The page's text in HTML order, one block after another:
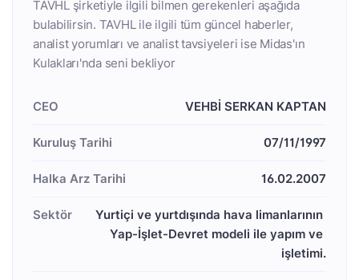
TAVHL şirketiyle ilgili bilmen gerekenleri aşağıda
bulabilirsin. TAVHL ile ilgili tüm güncel haberler,
analist yorumları ve analist tavsiyeleri ise Midas'ın
Kulakları'nda seni bekliyor
CEO VEHBİ SERKAN KAPTAN
Kuruluş Tarihi 07/11/1997
Halka Arz Tarihi 16.02.2007
Sektör
Yurtiçi ve yurtdışında hava limanlarının
Yap-İşlet-Devret modeli ile yapım ve
işletimi.